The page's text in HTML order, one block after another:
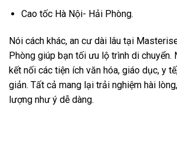
Cao tốc Hà Nội- Hải Phòng.
Nói cách khác, an cư dài lâu tại
Phòng giúp bạn tối ưu lộ trình di chuyển.
kết nối các tiện ích văn hóa, giáo dục, y
giản. Tất cả mang lại trải nghiệm hài
lượng như ý dễ dàng.